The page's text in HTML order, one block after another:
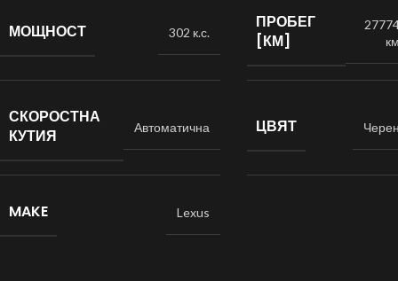
МОЩНОСТ 302 к.с.
ПРОБЕГ
[КМ]
СКОРОСТНА
КУТИЯ
Автоматична ЦВЯТ
MAKE Lexus